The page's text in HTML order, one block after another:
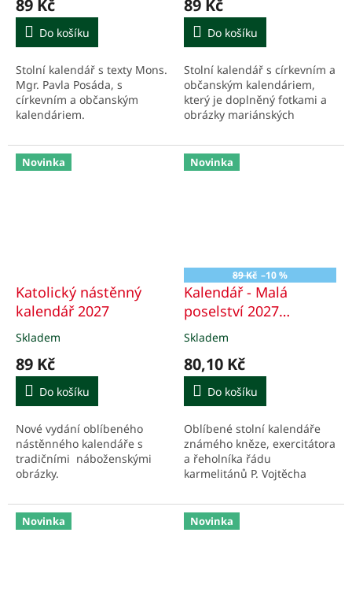
českobudějovického
89 Kč
Do košíku
Stolní kalendář s texty Mons.
Mgr. Pavla Posáda, s
církevním a občanským
kalendáriem.
89 Kč
Do košíku
Stolní kalendář s církevním a
občanským kalendáriem,
který je doplněný fotkami a
obrázky mariánských
Novinka
Katolický nástěnný
kalendář 2027
Průměrné
hodnocení
produktu
5,0
5
hvězdiček.
Skladem
89 Kč
Do košíku
Nové vydání oblíbeného
nástěnného kalendáře s
tradičními náboženskými
obrázky.
Novinka
89 Kč –10 %
Kalendář - Malá
poselství 2027
Vojtěcha Kodeta
Průměrné
hodnocení
produktu
5,0
5
hvězdiček.
Skladem
80,10 Kč
Do košíku
Oblíbené stolní kalendáře
známého kněze, exercitátora
a řeholníka řádu
karmelitánů P. Vojtěcha
Novinka Novinka